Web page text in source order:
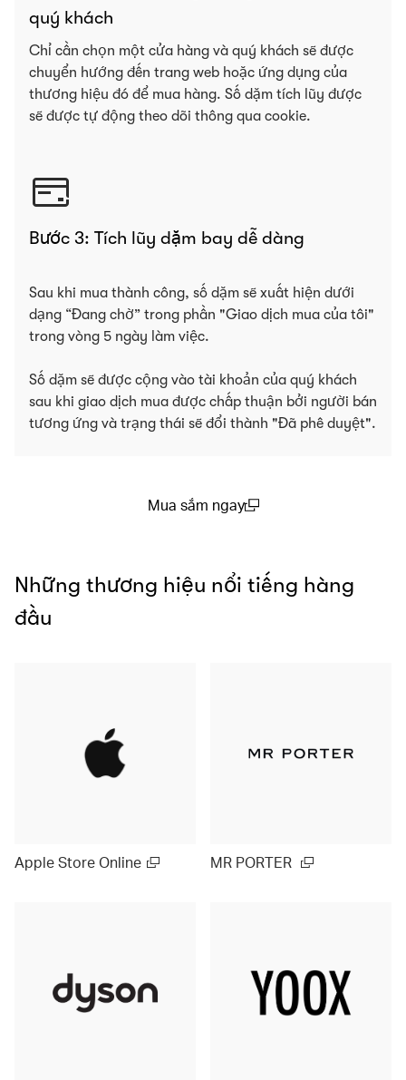
quý khách
Chỉ cần chọn một cửa hàng và quý khách sẽ được
chuyển hướng đến trang web hoặc ứng dụng của
thương hiệu đó để mua hàng. Số dặm tích lũy được
sẽ được tự động theo dõi thông qua cookie.
Bước 3: Tích lũy dặm bay dễ dàng
Sau khi mua thành công, số dặm sẽ xuất hiện dưới
dạng “Đang chờ” trong phần "Giao dịch mua của tôi"
trong vòng 5 ngày làm việc.
Số dặm sẽ được cộng vào tài khoản của quý khách
sau khi giao dịch mua được chấp thuận bởi người bán
tương ứng và trạng thái sẽ đổi thành "Đã phê duyệt".
Mua sắm ngay
Những thương hiệu nổi tiếng hàng
đầu
Apple Store Online MR PORTER